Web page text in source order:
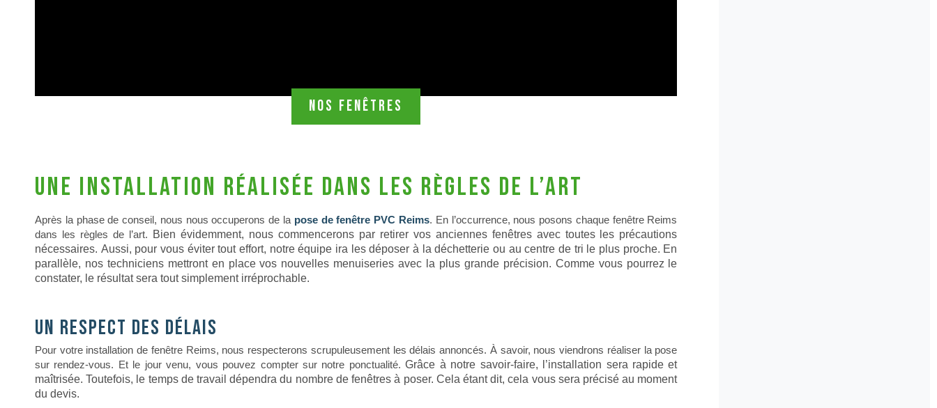
Nos fenêtres
Une installation réalisée dans les règles de l’art
Après la phase de conseil, nous nous occuperons de la pose de fenêtre PVC Reims. En l’occurrence, nous posons chaque fenêtre Reims
dans les règles de l’art. Bien évidemment, nous commencerons par retirer vos anciennes fenêtres avec toutes les précautions
nécessaires. Aussi, pour vous éviter tout effort, notre équipe ira les déposer à la déchetterie ou au centre de tri le plus proche. En
parallèle, nos techniciens mettront en place vos nouvelles menuiseries avec la plus grande précision. Comme vous pourrez le
constater, le résultat sera tout simplement irréprochable.
Un respect des délais
Pour votre installation de fenêtre Reims, nous respecterons scrupuleusement les délais annoncés. À savoir, nous viendrons réaliser la pose
sur rendez-vous. Et le jour venu, vous pouvez compter sur notre ponctualité.Grâce à notre savoir-faire, l’installation sera rapide et
maîtrisée. Toutefois, le temps de travail dépendra du nombre de fenêtres à poser. Cela étant dit, cela vous sera précisé au moment
du devis.